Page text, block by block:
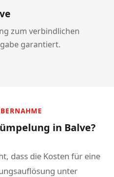
zum verbindlichen
garantiert.
in Balve?
dass die Kosten für eine
unter